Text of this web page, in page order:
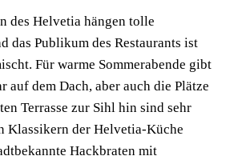
des Helvetia hängen tolle
das Publikum des Restaurants ist
Für warme Sommerabende gibt
auf dem Dach, aber auch die Plätze
Terrasse zur Sihl hin sind sehr
Klassikern der Helvetia-Küche
Hackbraten mit